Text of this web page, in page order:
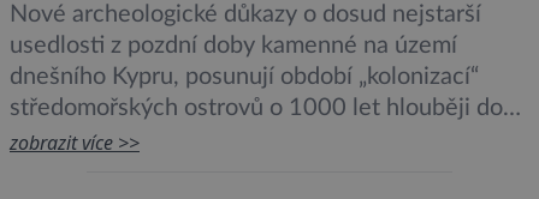
Nové archeologické důkazy o dosud nejstarší
usedlosti z pozdní doby kamenné na území
dnešního Kypru, posunují období „kolonizací“
středomořských ostrovů o 1000 let hlouběji do
minulosti. Tak „hovoří“ analýza artefaktů, které
zobrazit více >>